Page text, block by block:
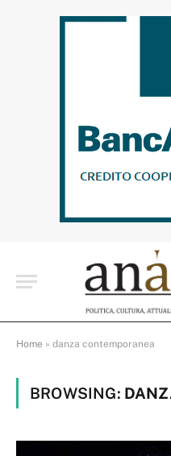
Home » danza contemporanea
BROWSING: